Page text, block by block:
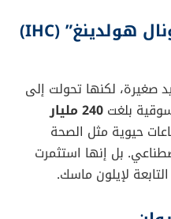
شركة “إنترناشيونال هولدينغ” (IHC)
لكنها تحولت إلى
بلغت
240 مليار
حيوية مثل الصحة
بل إنها استثمرت
التابعة لإيلون ماسك.